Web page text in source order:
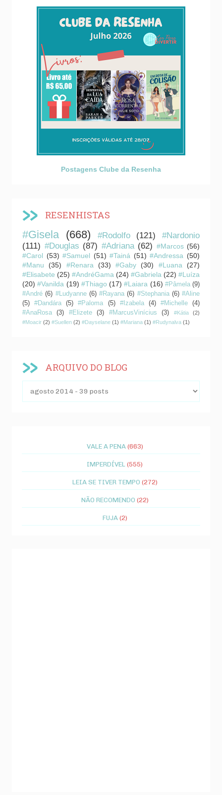
Postagens Clube da Resenha
RESENHISTAS
#Gisela (668) #Rodolfo (121)
#Nardonio
(111) #Douglas (87) #Adriana (62) #Marcos (56)
#Carol (53) #Samuel (51) #Tainá (51) #Andressa (50)
#Manu
(35) #Renara (33) #Gaby (30) #Luana
(27)
#Elisabete (25) #AndréGama (24) #Gabriela (22) #Luíza
(20) #Vanilda (19) #Thiago (17) #Laiara (16) #Pâmela (9)
#André (6) #Ludyanne (6) #Rayana (6) #Stephania (6) #Aline
(5)
#Dandára (5) #Paloma (5) #Izabela (4) #Michelle
(4)
#AnaRosa
(3) #Elizete (3) #MarcusVinícius (3) #Kátia
(2)
#Moacir (2) #Suellen (2) #Dayselane (1) #Mariana (1) #Rudynalva (1)
ARQUIVO DO BLOG
VALE A PENA (663)
IMPERDÍVEL (555)
LEIA SE TIVER TEMPO (272)
NÃO RECOMENDO (22)
FUJA (2)